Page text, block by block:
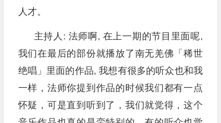
人才。
主持人: 法师啊, 在上一期的节目里面呢,
我们在最后的部份就播放了南无羌佛「稀世
绝唱」里面的作品, 我想有很多的听众也和我
一样，法师你提到作品的时候我们都有一点
怀疑，可是直到听到了，我们就觉得，这个